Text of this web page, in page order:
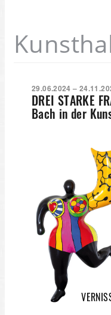
29.06.2024 –
DREI STARKE
Bach in der